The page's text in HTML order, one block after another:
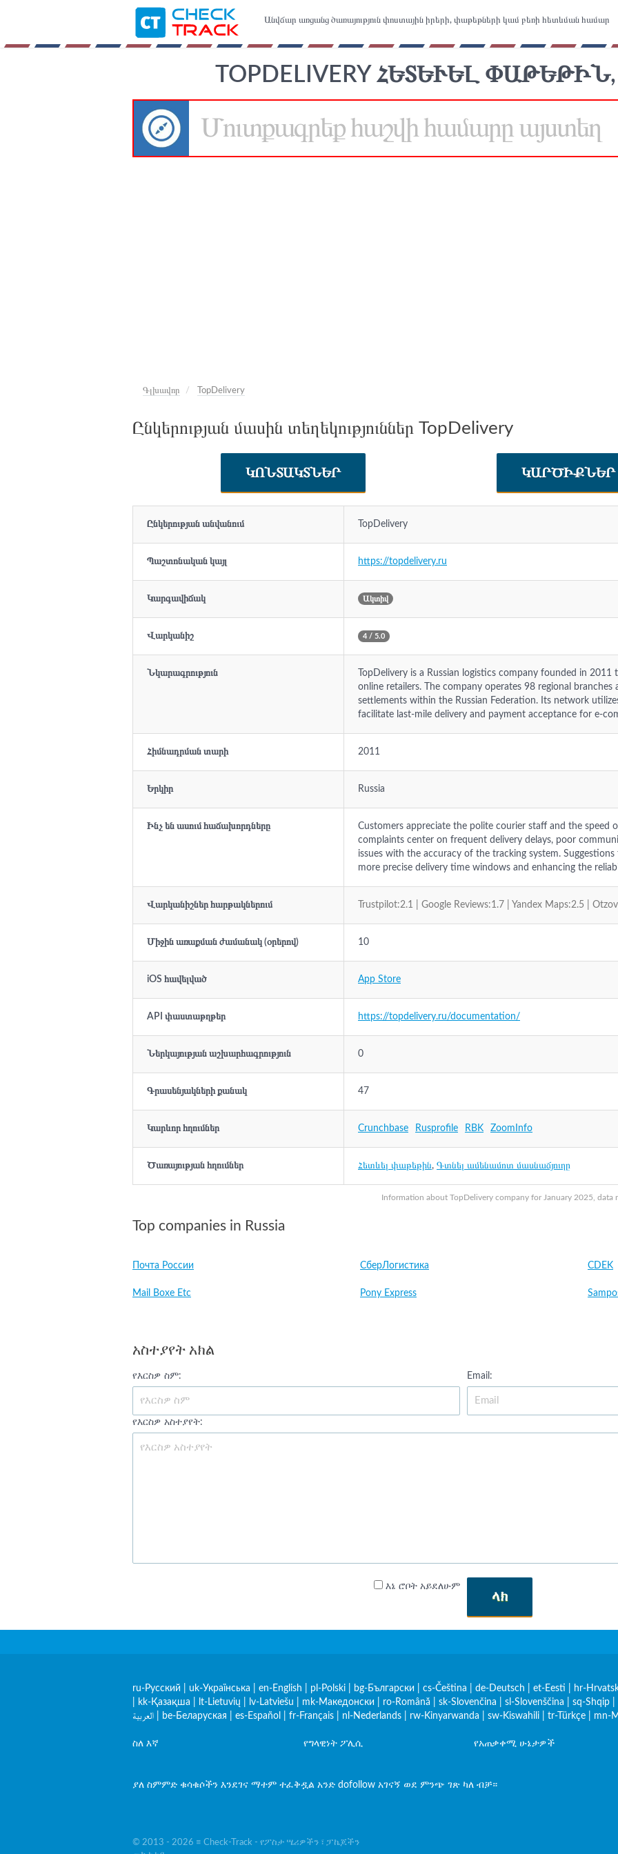
Անվճար առցանց ծառայություն փոստային իրերի, փաթեթների կամ բեռի հետևման համար
TOPDELIVERY ՀԵՏԵՒԵԼ
Գլխավոր TopDelivery
Ընկերության մասին տեղեկություններ TopDelivery
ԿՈՆՏԱԿՏՆԵՐ ԿԱՐԾԻՔՆԵՐ
Information about TopDelivery company for January 2025, data
Ընկերության անվանում TopDelivery
Պաշտոնական կայլ https://topdelivery.ru
Կարգավիճակ Ակտիվ
Վարկանիշ 4 / 5.0
Նկարագրություն
TopDelivery is a Russian logistics company founded in
online retailers. The company operates 98 regional branches
settlements within the Russian Federation. Its network
facilitate last-mile delivery and payment acceptance for e-
Հիմնադրման տարի 2011
Երկիր Russia
Ինչ են ասում հաճախորդները
Customers appreciate the polite courier staff and the speed
complaints center on frequent delivery delays, poor
issues with the accuracy of the tracking system.
more precise delivery time windows and enhancing the
Վարկանիշներ հարթակներում Trustpilot:2.1 | Google Reviews:1.7 | Yandex Maps:2.5 |
Միջին առաքման ժամանակ (օրերով) 10
iOS հավելված App Store
API փաստաթղթեր https://topdelivery.ru/documentation/
Ներկայության աշխարհագրություն 0
Գրասենյակների քանակ 47
Կարևոր հղումներ Crunchbase Rusprofile RBK ZoomInfo
Ծառայության հղումներ Հետևել փաթեթին, Գտնել ամենամոտ մասնաճյուղը
Top companies in Russia
Почта России СберЛогистика CDEK
Mail Boxe Etc Pony Express
አስተያየት አክል
የእርስዎ ስም: Email:
የእርስዎ አስተያየት:
እኔ ሮቦት አይደለሁም
ላክ
ru-Русский uk-Українська en-English pl-Polski bg-Български cs-Čeština de-Deutsch et-Eesti
hr-
kk-Қазақша lt-Lietuvių lv-Latviešu mk-Македонски ro-Română sk-Slovenčina sl-Slovenščina sq-Shqip
العربية
be-Беларуская es-Español fr-Français nl-Nederlands rw-Kinyarwanda sw-Kiswahili tr-Türkçe mn-
ስለ እኛ የግላዊነት ፖሊሲ የአጠቃቀሚ ሁኔታዎች
ያለ ስምምድ ቁሳቁሶችን እንደገና ማተም ተፈቅዷል አንድ dofollow አገናኝ ወደ ምንጭ ገጽ ካለ ብቻ።
© 2013 - 2026 ≡ Check-Track - የፖስታ ሤሪዎችን ፣ ፓኬጆችን